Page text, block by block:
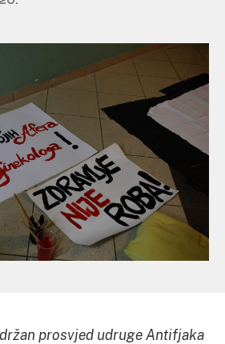
prosvjed udruge Antifjaka